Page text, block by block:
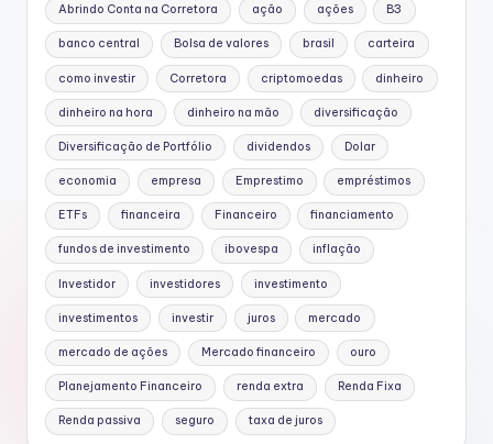
Abrindo Conta na Corretora ação ações B3
banco central Bolsa de valores brasil carteira
como investir Corretora criptomoedas dinheiro
dinheiro na hora dinheiro na mão diversificação
Diversificação de Portfólio dividendos Dolar
economia empresa Emprestimo empréstimos
ETFs financeira Financeiro financiamento
fundos de investimento ibovespa inflação
Investidor investidores investimento
investimentos investir juros mercado
mercado de ações Mercado financeiro ouro
Planejamento Financeiro renda extra Renda Fixa
Renda passiva seguro taxa de juros